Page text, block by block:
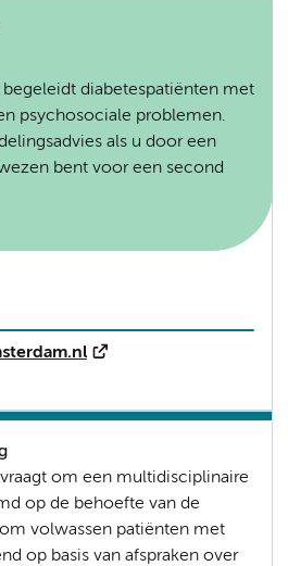
diabetespatiënten met
psychosociale problemen.
als u door een
bent voor een second
om een multidisciplinaire
op de behoefte van de
volwassen patiënten met
op basis van afspraken over